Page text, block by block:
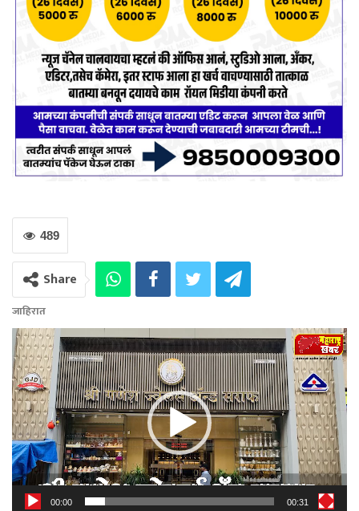
489
Share
जाहिरात
Video
Player
00:00 00:31